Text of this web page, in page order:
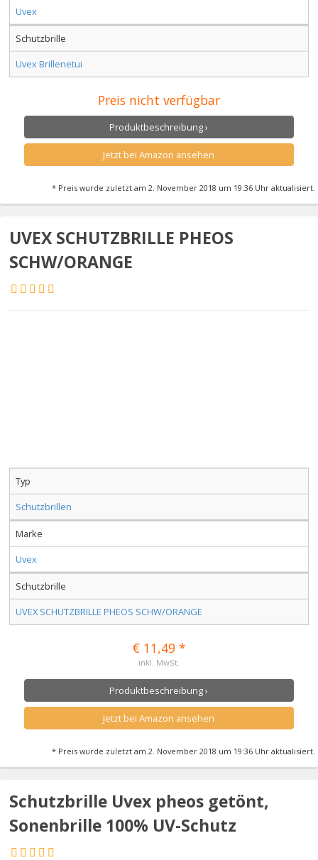
Uvex
Schutzbrille
Uvex Brillenetui
Preis nicht verfügbar
Produktbeschreibung ›
Jetzt bei Amazon ansehen
* Preis wurde zuletzt am 2. November 2018 um 19:36 Uhr aktualisiert.
UVEX SCHUTZBRILLE PHEOS
SCHW/ORANGE
Typ
Schutzbrillen
Marke
Uvex
Schutzbrille
UVEX SCHUTZBRILLE PHEOS SCHW/ORANGE
€ 11,49 *
inkl. MwSt.
Produktbeschreibung ›
Jetzt bei Amazon ansehen
* Preis wurde zuletzt am 2. November 2018 um 19:36 Uhr aktualisiert.
Schutzbrille Uvex pheos getönt,
Sonenbrille 100% UV-Schutz